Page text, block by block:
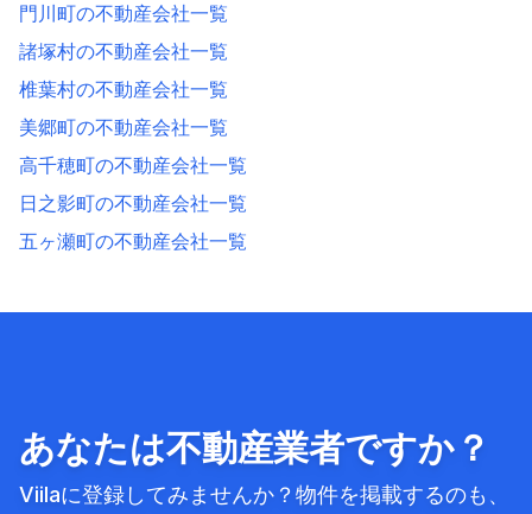
門川町の不動産会社一覧
諸塚村の不動産会社一覧
椎葉村の不動産会社一覧
美郷町の不動産会社一覧
高千穂町の不動産会社一覧
日之影町の不動産会社一覧
五ヶ瀬町の不動産会社一覧
あなたは不動産業者ですか？
Viilaに登録してみませんか？物件を掲載するのも、